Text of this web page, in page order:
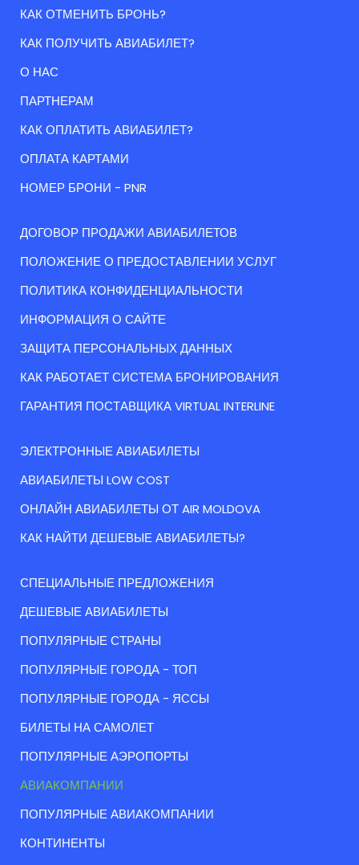
КАК ОТМЕНИТЬ БРОНЬ?
КАК ПОЛУЧИТЬ АВИАБИЛЕТ?
О НАС
ПАРТНЕРАМ
КАК ОПЛАТИТЬ АВИАБИЛЕТ?
ОПЛАТА КАРТАМИ
НОМЕР БРОНИ - PNR
ДОГОВОР ПРОДАЖИ АВИАБИЛЕТОВ
ПОЛОЖЕНИЕ О ПРЕДОСТАВЛЕНИИ УСЛУГ
ПОЛИТИКА КОНФИДЕНЦИАЛЬНОСТИ
ИНФОРМАЦИЯ О САЙТЕ
ЗАЩИТА ПЕРСОНАЛЬНЫХ ДАННЫХ
КАК РАБОТАЕТ СИСТЕМА БРОНИРОВАНИЯ
ГАРАНТИЯ ПОСТАВЩИКА VIRTUAL INTERLINE
ЭЛЕКТРОННЫЕ АВИАБИЛЕТЫ
АВИАБИЛЕТЫ LOW COST
ОНЛАЙН АВИАБИЛЕТЫ ОТ AIR MOLDOVA
КАК НАЙТИ ДЕШЕВЫЕ АВИАБИЛЕТЫ?
СПЕЦИАЛЬНЫЕ ПРЕДЛОЖЕНИЯ
ДЕШЕВЫЕ АВИАБИЛЕТЫ
ПОПУЛЯРНЫЕ СТРАНЫ
ПОПУЛЯРНЫЕ ГОРОДА - ТОП
ПОПУЛЯРНЫЕ ГОРОДА - ЯССЫ
БИЛЕТЫ НА САМОЛЕТ
ПОПУЛЯРНЫЕ АЭРОПОРТЫ
АВИАКОМПАНИИ
ПОПУЛЯРНЫЕ АВИАКОМПАНИИ
КОНТИНЕНТЫ